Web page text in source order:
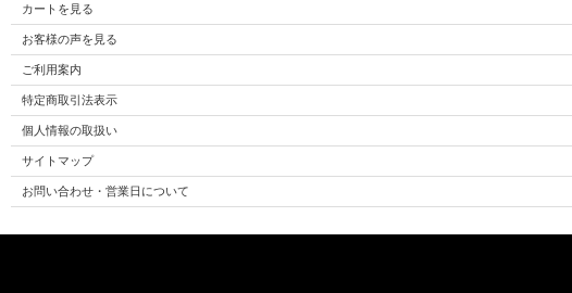
カートを見る
お客様の声を見る
ご利用案内
特定商取引法表示
個人情報の取扱い
サイトマップ
お問い合わせ・営業日について